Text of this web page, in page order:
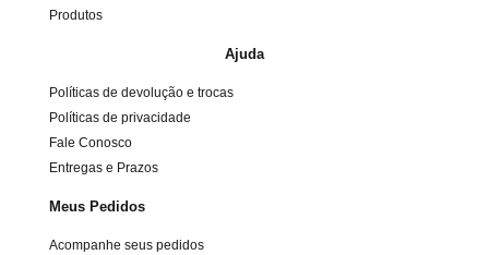
Produtos
Ajuda
Políticas de devolução e trocas
Políticas de privacidade
Fale Conosco
Entregas e Prazos
Meus Pedidos
Acompanhe seus pedidos